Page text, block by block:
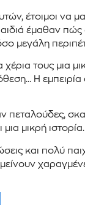
έτοιμοι να
έμαθαν
μεγάλη
χέρια τους
Η
πεταλούδες,
μικρή ιστορία.
και πολύ